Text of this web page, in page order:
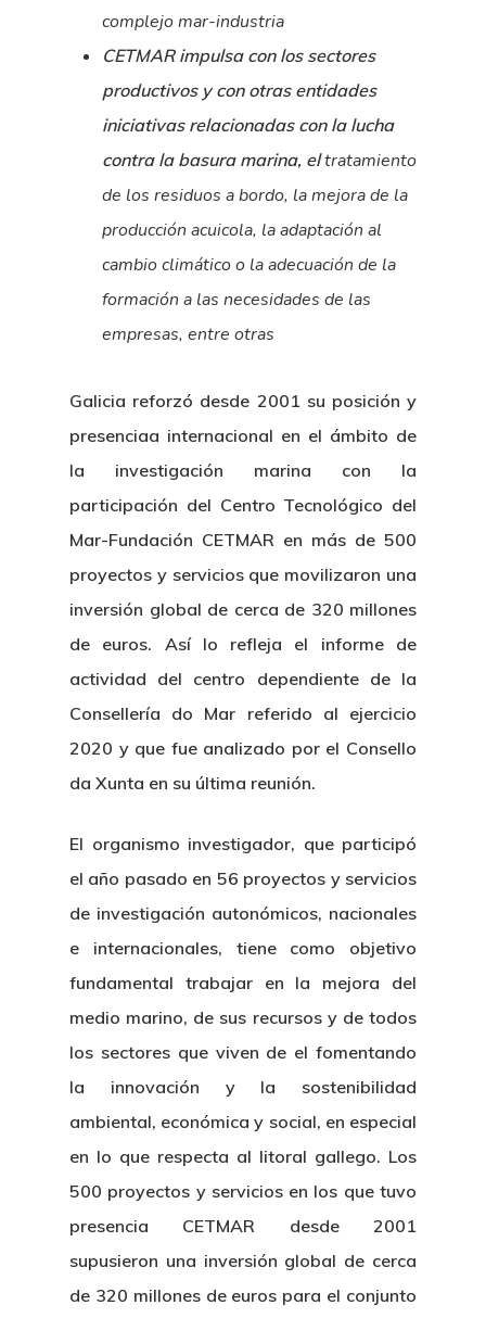
complejo mar-industria
CETMAR impulsa con los sectores
productivos y con otras entidades
iniciativas relacionadas con la lucha
contra la basura marina, eltratamiento
de los residuos a bordo, la mejora de la
producción acuicola, la adaptación al
cambio climático o la adecuación de la
formación a las necesidades de las
empresas, entre otras
Galicia reforzó desde 2001 su posición y
presenciaa internacional en el ámbito de
la investigación marina con la
participación del Centro Tecnológico del
Mar-Fundación CETMAR en más de 500
proyectos y servicios que movilizaron una
inversión global de cerca de 320 millones
de euros. Así lo refleja el informe de
actividad del centro dependiente de la
Consellería do Mar referido al ejercicio
2020 y que fue analizado por el Consello
da Xunta en su última reunión.
El organismo investigador, que participó
el año pasado en 56 proyectos y servicios
de investigación autonómicos, nacionales
e internacionales, tiene como objetivo
fundamental trabajar en la mejora del
medio marino, de sus recursos y de todos
los sectores que viven de el fomentando
la innovación y la sostenibilidad
ambiental, económica y social, en especial
en lo que respecta al litoral gallego. Los
500 proyectos y servicios en los que tuvo
presencia CETMAR desde 2001
supusieron una inversión global de cerca
de 320 millones de euros para el conjunto